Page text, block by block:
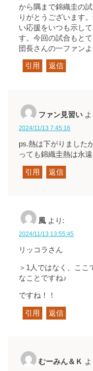
から隅まで錦織圭の
りがとうございます
い応援をいつも示し
す。今回の試合もと
団長さんの一ファンよ
引用 返信
ファン見習い
2024/11/13 7:45:16
ps.熱は下がりました
っても錦織圭熱は永
引用 返信
風 より:
2024/11/13 13:55:45
リッコラさん
＞1人ではなく、ここ
なことですね♪
ですね！！
引用 返信
むーみん＆Ｋ